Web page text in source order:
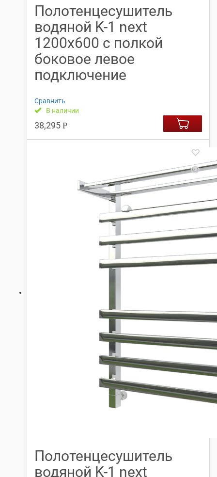
Полотенцесушитель
водяной K-1 next
1200х600 с полкой
боковое левое
подключение
Сравнить
В наличии
38,295 Р
Полотенцесушитель
водяной K-1 next